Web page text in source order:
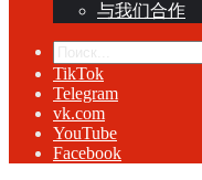
与我们合作
TikTok
Telegram
vk.com
YouTube
Facebook